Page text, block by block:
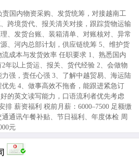
国内物资采购、发货统筹，对接越南工
跨境货代、报关清关对接，跟踪货物运输
、发货台账、装箱清单、对账核对、异常
、河内总部计划，供应链统筹 5、维护货
成本与发货效率 任职要求 1、熟悉国内
年以上货运、报关、货代经验 2、会做物
强，责任心强 3、了解中越贸易、海运陆
先 4、做事高效不拖沓，能跟进紧急订
的英文读写能力，口语流利者优先考虑
排 薪资福利 税前月薪：6000–7500 足额缴
通讯午餐补贴、节日福利、年度体检 周
元